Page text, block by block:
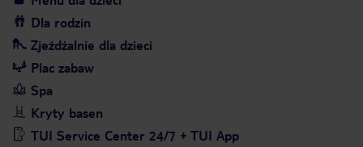
Dla rodzin
Zjeżdżalnie dla dzieci
Plac zabaw
Spa
Kryty basen
TUI Service Center 24/7 + TUI App